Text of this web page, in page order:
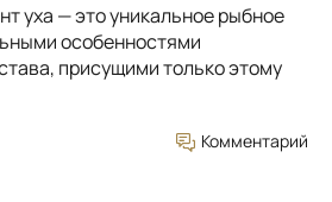
уха — это уникальное рыбное
особенностями
присущими только этому
Комментарий